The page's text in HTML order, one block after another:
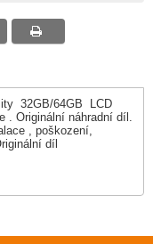
32GB/64GB LCD
. Originální náhradní díl.
, poškození,
díl